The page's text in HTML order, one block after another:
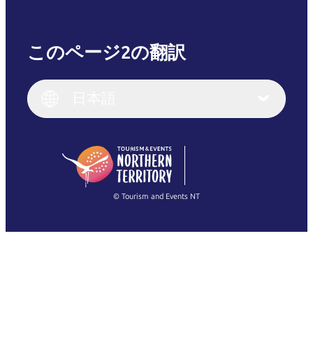
このページ2の翻訳
English (US)
English
(Singapore)
Français
繁體中文
© Tourism and Events NT